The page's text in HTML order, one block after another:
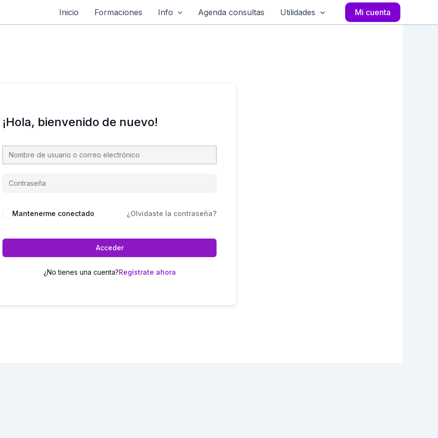
Inicio Formaciones Info Agenda consultas Utilidades Mi cuenta
¡Hola, bienvenido de nuevo!
Mantenerme conectado ¿Olvidaste la contraseña?
Acceder
¿No tienes una cuenta?Regístrate ahora